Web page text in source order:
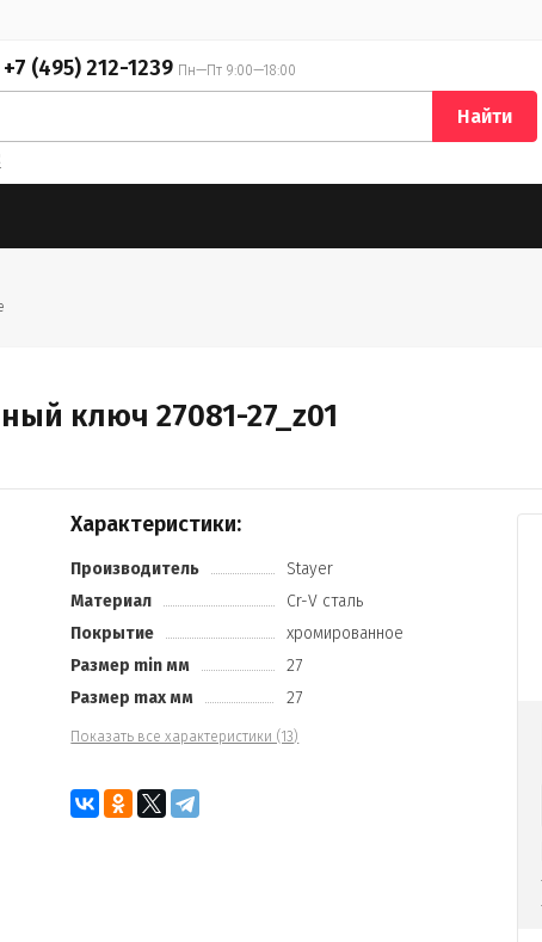
+7 (495) 212-1239 Пн—Пт 9:00—18:00
Найти
ключ 27081-27_z01
Характеристики:
Производитель
Stayer
Материал
Cr-V сталь
Покрытие
хромированное
Размер min мм
27
Размер max мм
27
Показать все характеристики (13)